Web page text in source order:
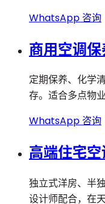
WhatsApp 咨询
商用空调
定期保养、化学
存。适合多点物
WhatsApp 咨询
高端住宅
独立式洋房、半
设计师配合，在